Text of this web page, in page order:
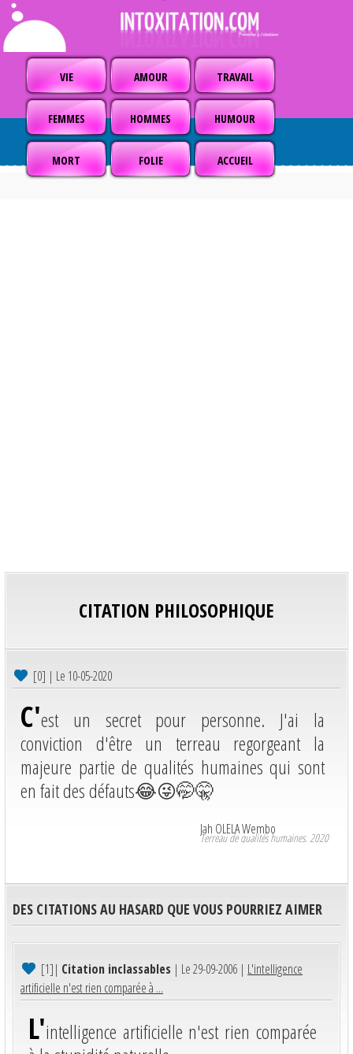
VIE AMOUR TRAVAIL
FEMMES HOMMES HUMOUR
MORT FOLIE ACCUEIL
CITATION PHILOSOPHIQUE
[0] | Le 10-05-2020
C'est un secret pour personne. J'ai la
conviction d'être un terreau regorgeant la
majeure partie de qualités humaines qui sont
en fait des défauts😂😜🤭🤫
Jah OLELA Wembo
Terreau de qualités humaines. 2020
DES CITATIONS AU HASARD QUE VOUS POURRIEZ AIMER
[1]| Citation inclassables | Le 29-09-2006 | L'intelligence
artificielle n'est rien comparée à ...
L'intelligence artificielle n'est rien comparée